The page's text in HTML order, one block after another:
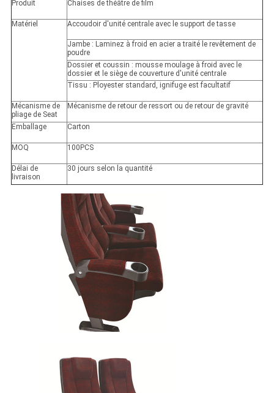
Produit Chaises de théâtre de film
Matériel Accoudoir d'unité centrale avec le support de tasse
Jambe : Laminez à froid en acier a traité le revêtement de
poudre
Dossier et coussin : mousse moulage à froid avec le
dossier et le siège de couverture d'unité centrale
Tissu : Ployester standard, ignifuge est facultatif
Mécanisme de
pliage de Seat
Mécanisme de retour de ressort ou de retour de gravité
Emballage Carton
MOQ 100PCS
Délai de
livraison
30 jours selon la quantité